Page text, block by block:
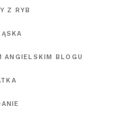
Z RYB
ANGIELSKIM BLOGU